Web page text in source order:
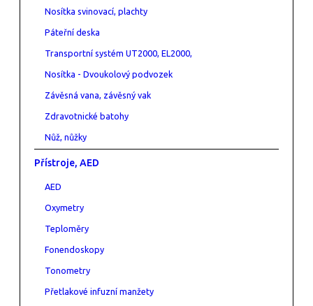
Nosítka svinovací, plachty
Páteřní deska
Transportní systém UT2000, EL2000,
Nosítka - Dvoukolový podvozek
Závěsná vana, závěsný vak
Zdravotnické batohy
Nůž, nůžky
Přístroje, AED
AED
Oxymetry
Teploměry
Fonendoskopy
Tonometry
Přetlakové infuzní manžety